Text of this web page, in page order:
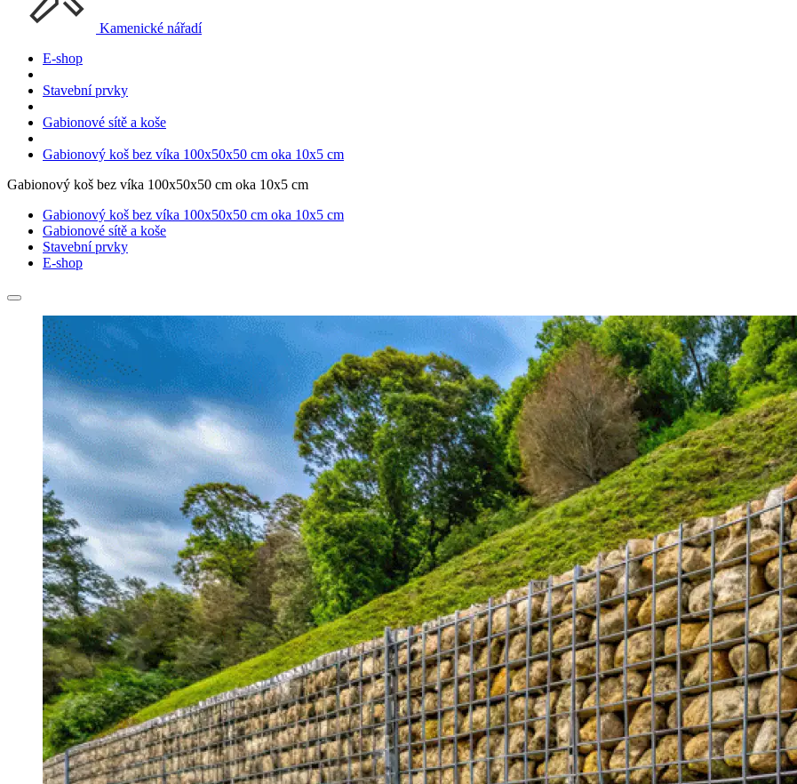
Kamenické nářadí
E-shop
Stavební prvky
Gabionové sítě a koše
Gabionový koš bez víka 100x50x50 cm oka 10x5 cm
Gabionový koš bez víka 100x50x50 cm oka 10x5 cm
Gabionový koš bez víka 100x50x50 cm oka 10x5 cm
Gabionové sítě a koše
Stavební prvky
E-shop